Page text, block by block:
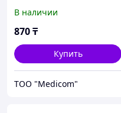
В наличии
870₸
Купить
ТОО "Medicom"